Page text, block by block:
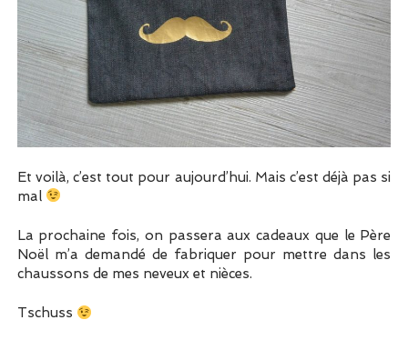
Et voilà, c’est tout pour aujourd’hui. Mais c’est déjà pas si
mal
La prochaine fois, on passera aux cadeaux que le Père
Noël m’a demandé de fabriquer pour mettre dans les
chaussons de mes neveux et nièces.
Tschuss